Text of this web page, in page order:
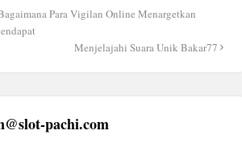
Para Vigilan Online Menargetkan
Menjelajahi Suara Unik Bakar77
pachi.com